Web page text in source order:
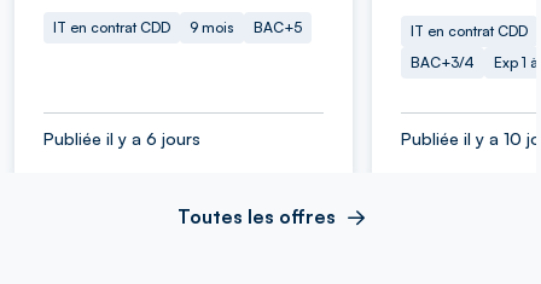
IT en contrat CDD 9 mois BAC+5
Publiée il y a 6 jours
IT en contrat CDD
BAC+3/4
Exp 1
Publiée il y a 10
Toutes les offres